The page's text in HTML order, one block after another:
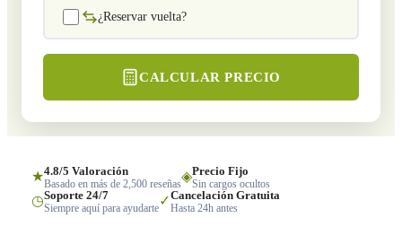
¿Reservar vuelta?
CALCULAR PRECIO
★4.8/5 Valoración
Basado en más de 2,500 reseñas◈Precio Fijo
Sin cargos ocultos
◷Soporte 24/7
Siempre aquí para ayudarte✓Cancelación Gratuita
Hasta 24h antes